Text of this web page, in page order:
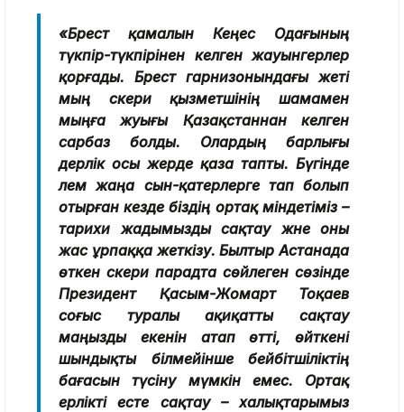
«Брест қамалын Кеңес Одағының
түкпір-түкпірінен келген жауынгерлер
қорғады. Брест гарнизонындағы жеті
мың әскери қызметшінің шамамен
мыңға жуығы Қазақстаннан келген
сарбаз болды. Олардың барлығы
дерлік осы жерде қаза тапты. Бүгінде
әлем жаңа сын-қатерлерге тап болып
отырған кезде біздің ортақ міндетіміз –
тарихи жадымызды сақтау және оны
жас ұрпаққа жеткізу. Былтыр Астанада
өткен әскери парадта сөйлеген сөзінде
Президент Қасым-Жомарт Тоқаев
соғыс туралы ақиқатты сақтау
маңызды екенін атап өтті, өйткені
шындықты білмейінше бейбітшіліктің
бағасын түсіну мүмкін емес. Ортақ
ерлікті есте сақтау – халықтарымыз